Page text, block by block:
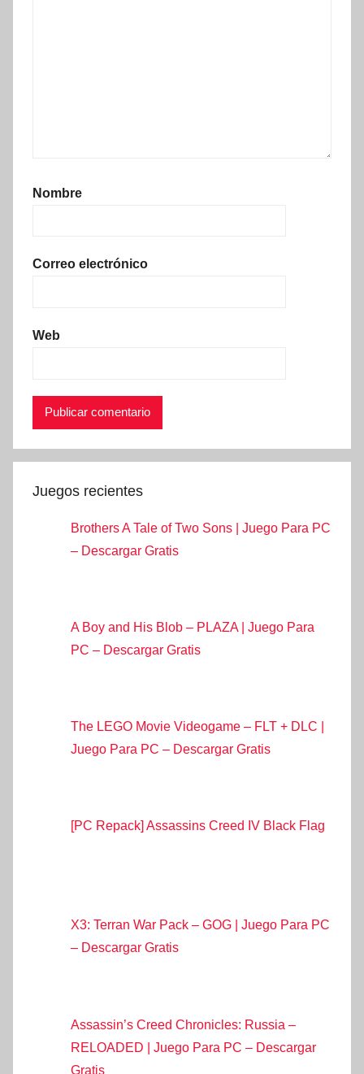
Nombre
Correo electrónico
Web
Juegos recientes
Brothers A Tale of Two Sons | Juego Para PC
– Descargar Gratis
A Boy and His Blob – PLAZA | Juego Para
PC – Descargar Gratis
The LEGO Movie Videogame – FLT + DLC |
Juego Para PC – Descargar Gratis
[PC Repack] Assassins Creed IV Black Flag
X3: Terran War Pack – GOG | Juego Para PC
– Descargar Gratis
Assassin’s Creed Chronicles: Russia –
RELOADED | Juego Para PC – Descargar
Gratis